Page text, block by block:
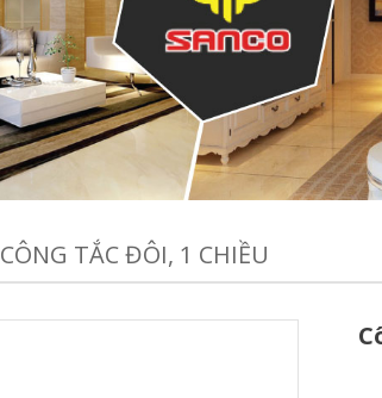
CÔNG TẮC ĐÔI, 1 CHIỀU